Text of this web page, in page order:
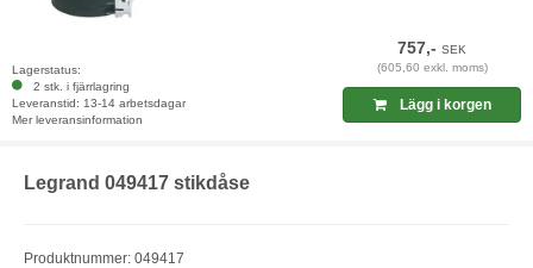
Lagerstatus:
2 stk. i fjärrlagring
Leveranstid: 13-14 arbetsdagar
Mer leveransinformation
757,-SEK
(605,60 exkl. moms)
Lägg i korgen
Legrand 049417 stikdåse
Produktnummer: 049417